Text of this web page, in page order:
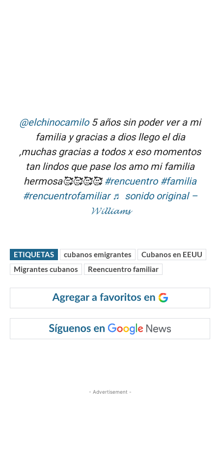
@elchinocamilo5 años sin poder ver a mi
familia y gracias a dios llego el dia
,muchas gracias a todos x eso momentos
tan lindos que pase los amo mi familia
hermosa🥰🥰🥰🥰 #rencuentro #familia
#rencuentrofamiliar ♬ sonido original –
𝓦𝓲𝓵𝓵𝓲𝓪𝓶𝓼
ETIQUETAS cubanos emigrantes
Cubanos en EEUU
Migrantes cubanos
Reencuentro familiar
- Advertisement -